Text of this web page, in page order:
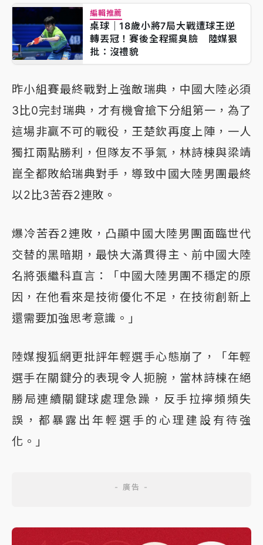
編輯推薦
桌球｜18歲小將7局大戰遭球王逆
轉丟冠！賽後全程擺臭臉 陸媒狠
批：沒禮貌
昨小組賽最終戰對上強敵瑞典，中國大陸必須
3比0完封瑞典，才有機會搶下分組第一，為了
這場非贏不可的戰役，王楚欽再度上陣，一人
獨扛兩點勝利，但隊友不爭氣，林詩棟與梁靖
崑全都敗給瑞典對手，導致中國大陸男團最終
以2比3苦吞2連敗。
爆冷苦吞2連敗，凸顯中國大陸男團面臨世代
交替的黑暗期，最快大滿貫得主、前中國大陸
名將張繼科直言：「中國大陸男團不穩定的原
因，在他看來是技術優化不足，在技術創新上
還需要加強思考意識。」
陸媒搜狐網更批評年輕選手心態崩了，「年輕
選手在關鍵分的表現令人扼腕，當林詩棟在絕
勝局連續關鍵球處理急躁，反手拉擰頻頻失
誤，都暴露出年輕選手的心理建設有待強
化。」